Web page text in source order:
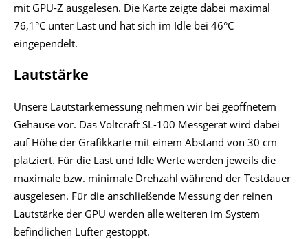
mit GPU-Z ausgelesen. Die Karte zeigte dabei maximal
76,1°C unter Last und hat sich im Idle bei 46°C
eingependelt.
Lautstärke
Unsere Lautstärkemessung nehmen wir bei geöffnetem
Gehäuse vor. Das Voltcraft SL-100 Messgerät wird dabei
auf Höhe der Grafikkarte mit einem Abstand von 30 cm
platziert. Für die Last und Idle Werte werden jeweils die
maximale bzw. minimale Drehzahl während der Testdauer
ausgelesen. Für die anschließende Messung der reinen
Lautstärke der GPU werden alle weiteren im System
befindlichen Lüfter gestoppt.